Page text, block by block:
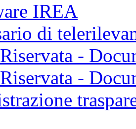
IREA
di
-
-